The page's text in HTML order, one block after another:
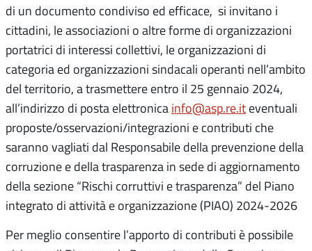
di un documento condiviso ed efficace, si invitano i
cittadini, le associazioni o altre forme di organizzazioni
portatrici di interessi collettivi, le organizzazioni di
categoria ed organizzazioni sindacali operanti nell’ambito
del territorio, a trasmettere entro il 25 gennaio 2024,
all’indirizzo di posta elettronica info@asp.re.it eventuali
proposte/osservazioni/integrazioni e contributi che
saranno vagliati dal Responsabile della prevenzione della
corruzione e della trasparenza in sede di aggiornamento
della sezione “Rischi corruttivi e trasparenza” del Piano
integrato di attività e organizzazione (PIAO) 2024-2026
Per meglio consentire l’apporto di contributi è possibile